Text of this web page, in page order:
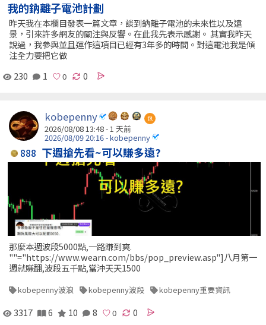
我的鈉離子電池計劃
昨天我在本欄目發表一篇文章，談到鈉離子電池的未來性以及遠
景，引來許多網友的關注與反響。在此我先表示感謝。 其實我昨天
說過，我參與並且運作這項目已經有3年多的時間。對這電池我是傾
注全力要把它做
230
1 0
kobepenny 包
2026/08/08 13:48 - 1 天前
2026/08/09 20:16 - kobepenny
888 下週搶先看~可以賺多遠?
那麼本週波段5000點,一路賺到爽.
""="https://www.wearn.com/bbs/pop_preview.asp"]八月第一
週就賺翻,波段五千點,當沖天天1500
kobepenny波浪 kobepenny波段 kobepenny重要資訊
3317 6 10 8 0